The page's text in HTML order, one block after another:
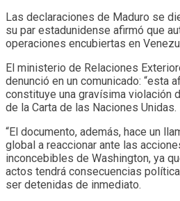
Las declaraciones de Maduro se
su par estadunidense afirmó que
operaciones encubiertas en
El ministerio de Relaciones
denunció en un comunicado: “esta
constituye una gravísima violación
de la Carta de las Naciones Unidas.
“El documento, además, hace un
global a reaccionar ante las
inconcebibles de Washington, ya
actos tendrá consecuencias
ser detenidas de inmediato.